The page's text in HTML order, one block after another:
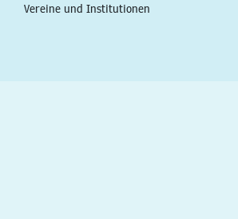
Vereine und Institutionen